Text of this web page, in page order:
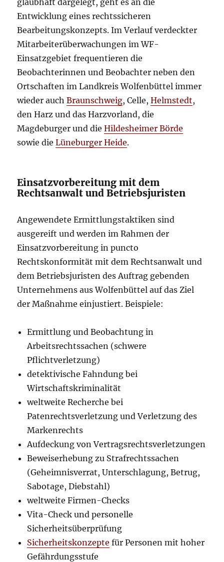
Entwicklung eines rechtssicheren
Bearbeitungskonzepts. Im Verlauf verdeckter
Mitarbeiterüberwachungen im WF-
Einsatzgebiet frequentieren die
Beobachterinnen und Beobachter neben den
Ortschaften im Landkreis Wolfenbüttel immer
wieder auchBraunschweig, Celle,Helmstedt,
den Harz und das Harzvorland, die
Magdeburger und dieHildesheimer Börde
sowie dieLüneburger Heide.
Einsatzvorbereitung mit dem
Rechtsanwalt und Betriebsjuristen
Angewendete Ermittlungstaktiken sind
ausgereift und werden im Rahmen der
Einsatzvorbereitung in puncto
Rechtskonformität mit dem Rechtsanwalt und
dem Betriebsjuristen des Auftrag gebenden
Unternehmens aus Wolfenbüttel auf das Ziel
der Maßnahme einjustiert. Beispiele:
Ermittlung und Beobachtung in
Arbeitsrechtssachen (schwere
Pflichtverletzung)
detektivische Fahndung bei
Wirtschaftskriminalität
weltweite Recherche bei
Patenrechtsverletzung und Verletzung des
Markenrechts
Aufdeckung von Vertragsrechtsverletzungen
Beweiserhebung zu Strafrechtssachen
(Geheimnisverrat, Unterschlagung, Betrug,
Sabotage, Diebstahl)
weltweite Firmen-Checks
Vita-Check und personelle
Sicherheitsüberprüfung
Sicherheitskonzepte für Personen mit hoher
Gefährdungsstufe